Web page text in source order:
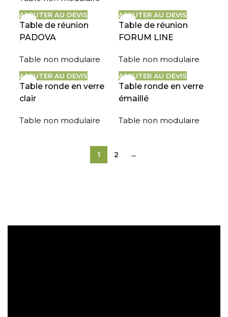
AJOUTER AU DEVIS
Table de réunion
PADOVA
Table non modulaire
AJOUTER AU DEVIS
Table de réunion
FORUM LINE
Table non modulaire
AJOUTER AU DEVIS
Table ronde en verre
clair
Table non modulaire
AJOUTER AU DEVIS
Table ronde en verre
émaillé
Table non modulaire
1 2 →